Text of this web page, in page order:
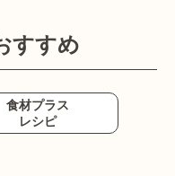
すすめ
食材プラス
レシピ